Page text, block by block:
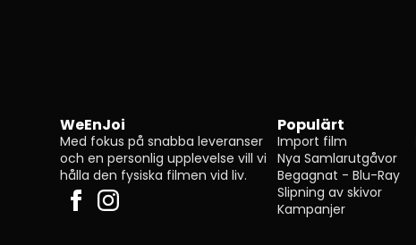
WeEnJoi
Med fokus på snabba leveranser
och en personlig upplevelse vill vi
hålla den fysiska filmen vid liv.
Populärt
Import film
Nya Samlarutgåvor
Begagnat - Blu-Ray
Slipning av skivor
Kampanjer